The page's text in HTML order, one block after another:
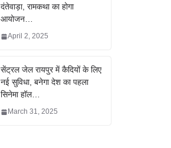
दंतेवाड़ा, रामकथा का होगा
आयोजन…
April 2, 2025
सेंट्रल जेल रायपुर में कैदियों के लिए
नई सुविधा, बनेगा देश का पहला
सिनेमा हॉल…
March 31, 2025